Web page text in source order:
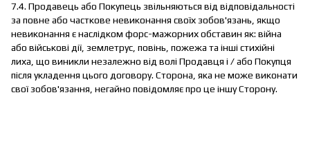
7.4. Продавець або Покупець звільняються від відповідальності
за повне або часткове невиконання своїх зобов'язань, якщо
невиконання є наслідком форс-мажорних обставин як: війна
або військові дії, землетрус, повінь, пожежа та інші стихійні
лиха, що виникли незалежно від волі Продавця і / або Покупця
після укладення цього договору. Сторона, яка не може виконати
свої зобов'язання, негайно повідомляє про це іншу Сторону.